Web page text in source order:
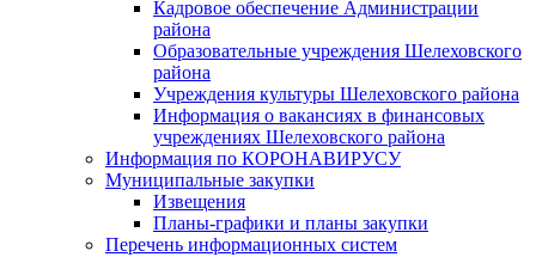
Кадровое обеспечение Администрации
района
Образовательные учреждения Шелеховского
района
Учреждения культуры Шелеховского района
Информация о вакансиях в финансовых
учреждениях Шелеховского района
Информация по КОРОНАВИРУСУ
Муниципальные закупки
Извещения
Планы-графики и планы закупки
Перечень информационных систем